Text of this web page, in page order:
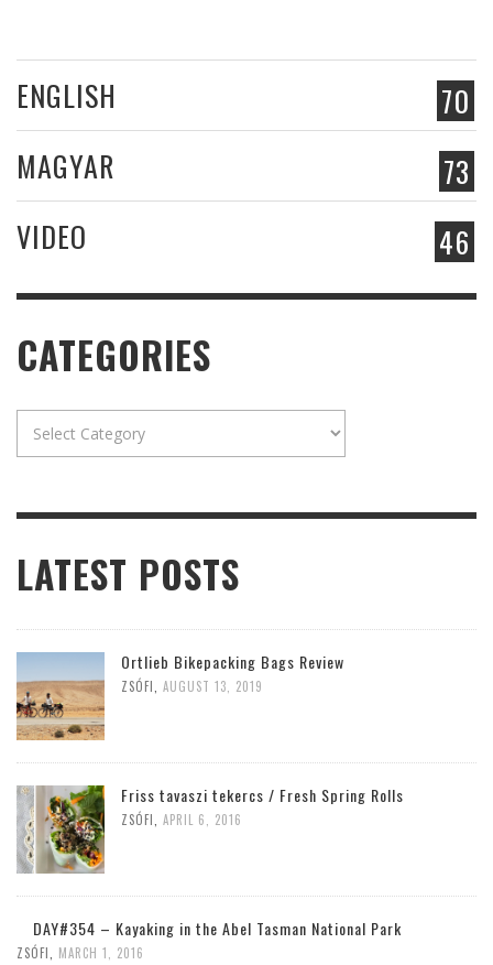
70
ENGLISH
73
MAGYAR
46
VIDEO
CATEGORIES
LATEST POSTS
Ortlieb Bikepacking Bags Review
ZSÓFI AUGUST 13, 2019
Friss tavaszi tekercs / Fresh Spring Rolls
ZSÓFI APRIL 6, 2016
DAY#354 – Kayaking in the Abel Tasman National Park
ZSÓFI MARCH 1, 2016